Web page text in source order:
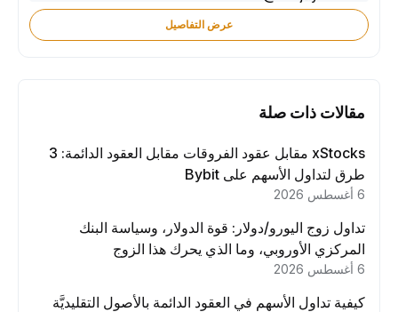
عرض التفاصيل
مقالات ذات صلة
xStocks مقابل عقود الفروقات مقابل العقود الدائمة: 3
طرق لتداول الأسهم على Bybit
تداول زوج اليورو/دولار: قوة الدولار، وسياسة البنك
المركزي الأوروبي، وما الذي يحرك هذا الزوج
كيفية تداول الأسهم في العقود الدائمة بالأصول التقليديَّة